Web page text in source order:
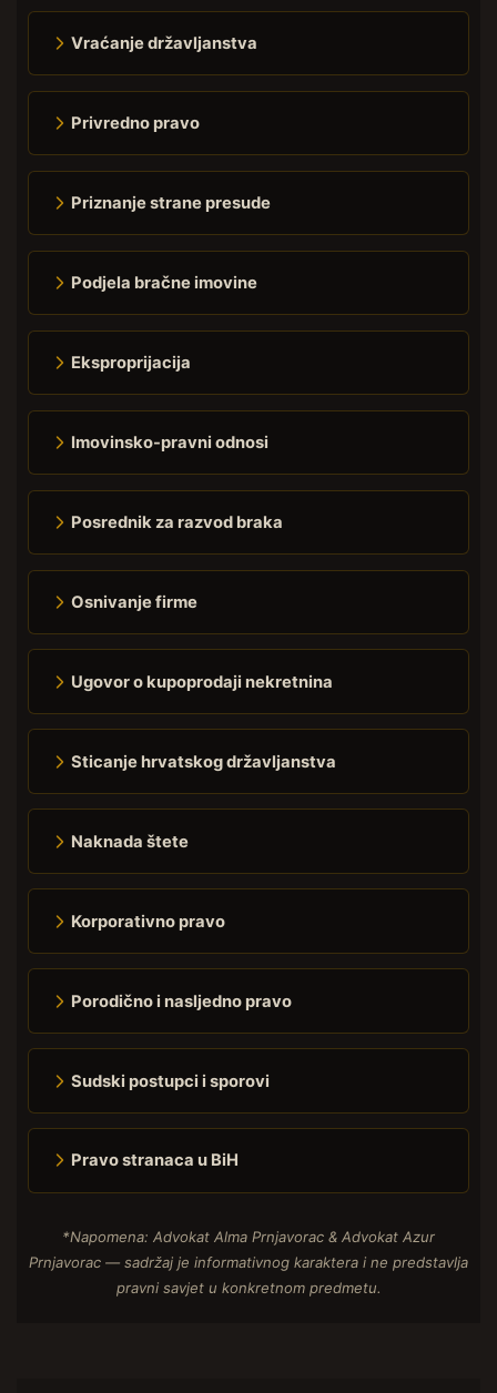
Vraćanje državljanstva
Privredno pravo
Priznanje strane presude
Podjela bračne imovine
Eksproprijacija
Imovinsko-pravni odnosi
Posrednik za razvod braka
Osnivanje firme
Ugovor o kupoprodaji nekretnina
Sticanje hrvatskog državljanstva
Naknada štete
Korporativno pravo
Porodično i nasljedno pravo
Sudski postupci i sporovi
Pravo stranaca u BiH
*Napomena: Advokat Alma Prnjavorac & Advokat Azur
Prnjavorac — sadržaj je informativnog karaktera i ne predstavlja
pravni savjet u konkretnom predmetu.